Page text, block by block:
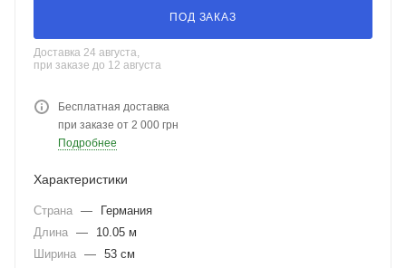
ПОД ЗАКАЗ
Доставка 24 августа,
при заказе до 12 августа
Бесплатная доставка
при заказе от 2 000 грн
Подробнее
Характеристики
Страна —
Германия
Длина —
10.05 м
Ширина — 53 см